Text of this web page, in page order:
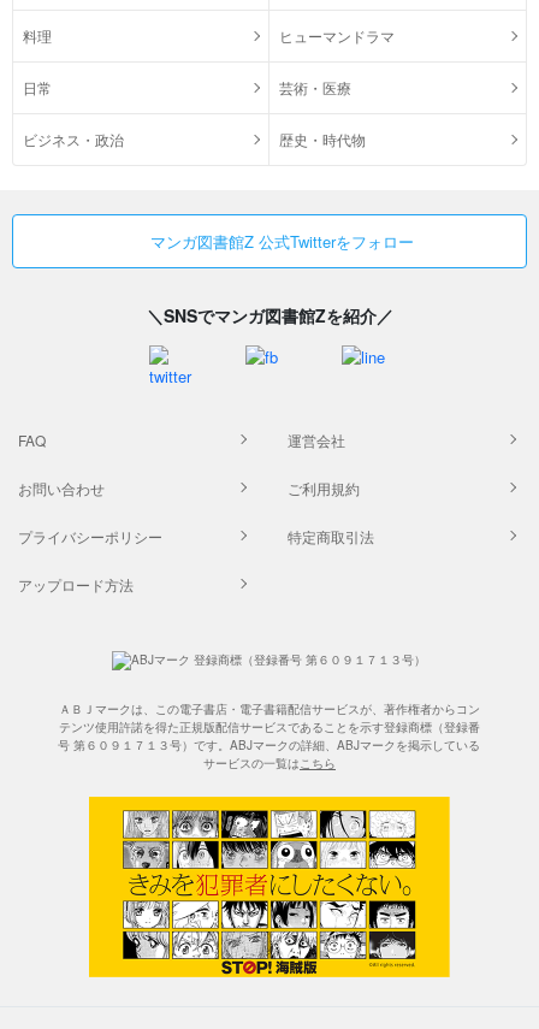
料理 ヒューマンドラマ
日常 芸術・医療
ビジネス・政治 歴史・時代物
マンガ図書館Z 公式Twitterをフォロー
＼SNSでマンガ図書館Zを紹介／
FAQ 運営会社
お問い合わせ ご利用規約
プライバシーポリシー 特定商取引法
アップロード方法
ＡＢＪマークは、この電子書店・電子書籍配信サービスが、著作権者からコン
テンツ使用許諾を得た正規版配信サービスであることを示す登録商標（登録番
号 第６０９１７１３号）です。ABJマークの詳細、ABJマークを掲示している
サービスの一覧はこちら